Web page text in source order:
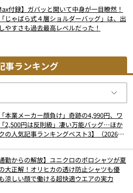
付録】ガバッと開いて中身が一目瞭然！
じゃばら式４層ショルダーバッグ」は、出
やすさも過去最高レベルだった！
事ランキング
本業メーカー顔負け」奇跡の4,990円、ワ
2,500円は反則級」凄い万能バッグ…ほか
の人気記事ランキングベスト3】（2026年
勤からの解放】ユニクロのポロシャツが夏
大正解！オリヒカの透け防止シャツも優
涼しい顔で働ける超快適ウエアの実力